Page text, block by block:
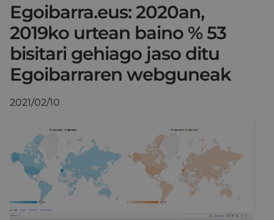
Egoibarra.eus: 2020an,
2019ko urtean baino % 53
bisitari gehiago jaso ditu
Egoibarraren webguneak
2021/02/10